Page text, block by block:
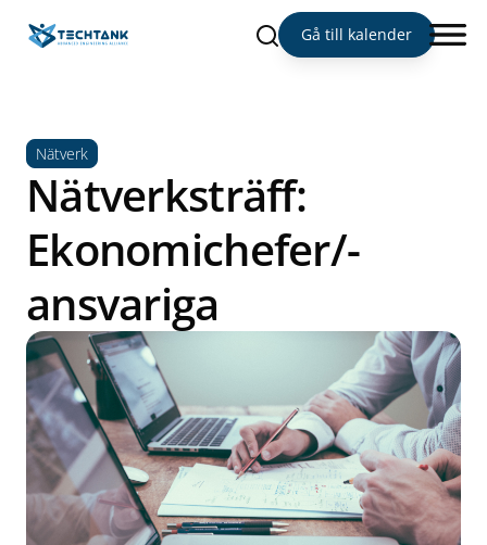
Sök Gå till kalender
Nätverk
Nätverksträff:
Ekonomichefer/-
ansvariga